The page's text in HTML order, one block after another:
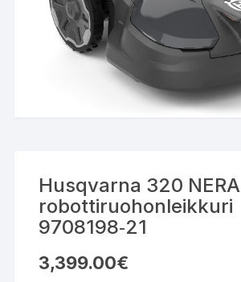
Husqvarna 320 NERA
robottiruohonleikkuri
9708198‑21
3,399.00€